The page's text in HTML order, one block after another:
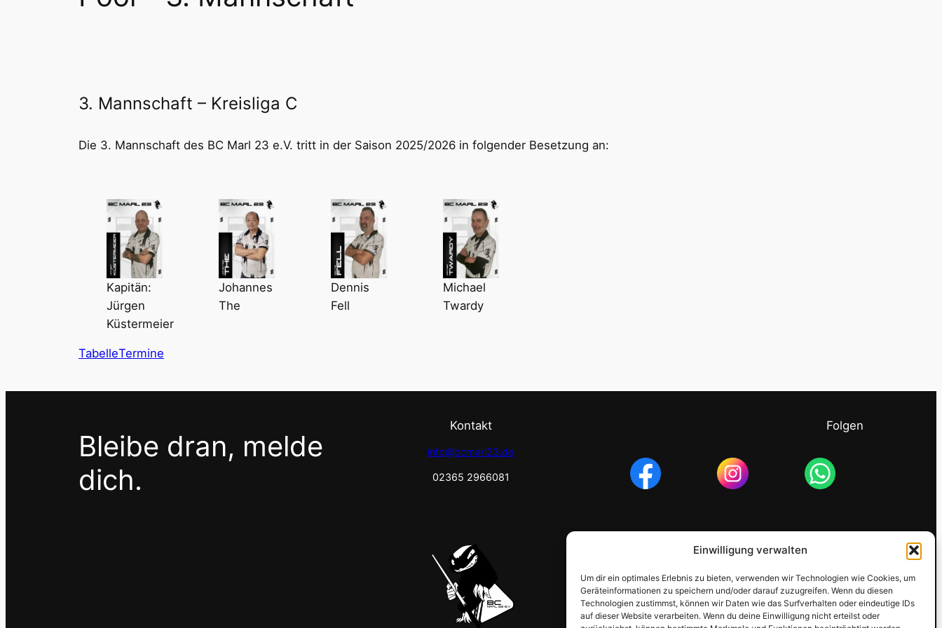
Einwilligung verwalten
Um dir ein optimales Erlebnis zu bieten, verwenden wir Technologien wie Cookies, um
Geräteinformationen zu speichern und/oder darauf zuzugreifen. Wenn du diesen
Technologien zustimmst, können wir Daten wie das Surfverhalten oder eindeutige IDs
auf dieser Website verarbeiten. Wenn du deine Einwilligung nicht erteilst oder
3. Mannschaft – Kreisliga C
Die 3. Mannschaft des BC Marl 23 e.V. tritt in der Saison 2025/2026 in folgender Besetzung an:
Kapitän:
Jürgen
Küstermeier
Johannes
The
Dennis
Fell
Michael
Twardy
TabelleTermine
Bleibe dran, melde
dich.
Kontakt
info@bcmarl23.de
02365 2966081
Folgen